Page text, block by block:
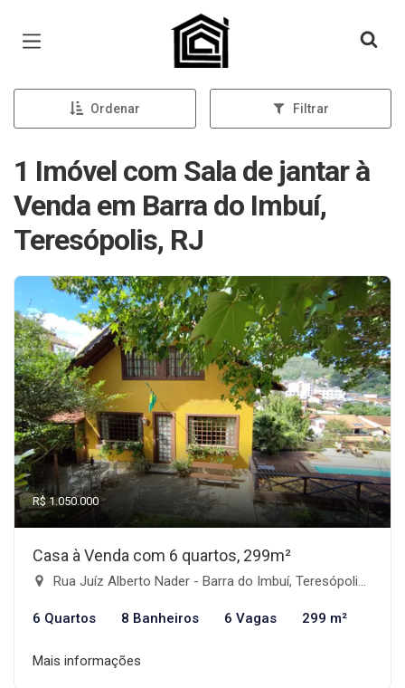
Página inicial
Ordenar Filtrar
1 Imóvel com Sala de jantar à
Venda em Barra do Imbuí,
Teresópolis, RJ
R$ 1.050.000
Casa à Venda com 6 quartos, 299m²
Rua Juíz Alberto Nader - Barra do Imbuí, Teresópolis-RJ
6 Quartos 8 Banheiros 6 Vagas 299 m²
Mais informações